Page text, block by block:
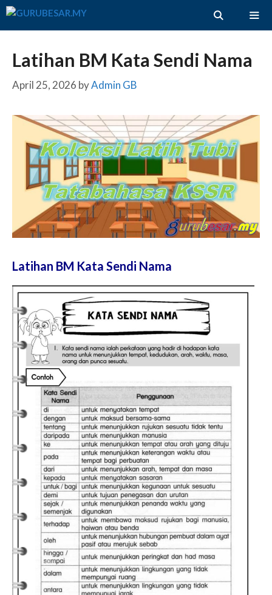
Skip
Latihan BM Kata Sendi Nama
April 25, 2026 byAdmin GB
Latihan BM Kata Sendi Nama